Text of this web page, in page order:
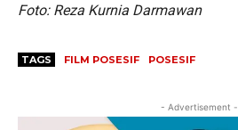
Foto: Reza Kurnia Darmawan
TAGS FILM POSESIF POSESIF
- Advertisement -